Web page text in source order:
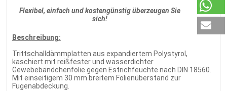
Flexibel, einfach und kostengünstig überzeugen Sie
sich!
Beschreibung:
Trittschalldämmplatten aus expandiertem Polystyrol,
kaschiert mit reißfester und wasserdichter
Gewebebändchenfolie gegen Estrichfeuchte nach DIN 18560.
Mit einseitigem 30 mm breitem Folienüberstand zur
Fugenabdeckung.